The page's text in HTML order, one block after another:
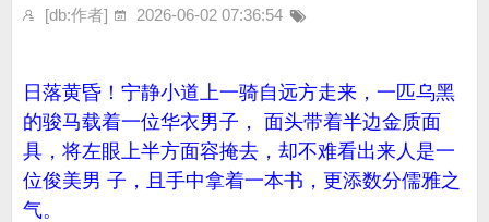
[db:作者] 2026-06-02 07:36:54
日落黄昏！宁静小道上一骑自远方走来，一匹乌黑
的骏马载着一位华衣男子， 面头带着半边金质面
具，将左眼上半方面容掩去，却不难看出来人是一
位俊美男 子，且手中拿着一本书，更添数分儒雅之
气。